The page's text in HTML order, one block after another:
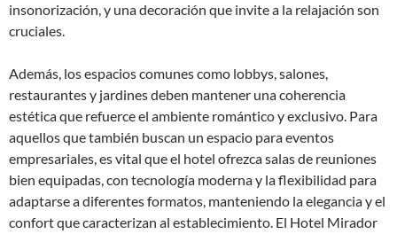
insonorización, y una decoración que invite a la relajación son
cruciales.
Además, los espacios comunes como lobbys, salones,
restaurantes y jardines deben mantener una coherencia
estética que refuerce el ambiente romántico y exclusivo. Para
aquellos que también buscan un espacio para eventos
empresariales, es vital que el hotel ofrezca salas de reuniones
bien equipadas, con tecnología moderna y la flexibilidad para
adaptarse a diferentes formatos, manteniendo la elegancia y el
confort que caracterizan al establecimiento. El Hotel Mirador